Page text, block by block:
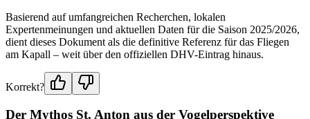
Basierend auf umfangreichen Recherchen, lokalen
Expertenmeinungen und aktuellen Daten für die Saison 2025/2026,
dient dieses Dokument als die definitive Referenz für das Fliegen
am Kapall – weit über den offiziellen DHV-Eintrag hinaus.
Korrekt?
Der Mythos St. Anton aus der Vogelperspektive